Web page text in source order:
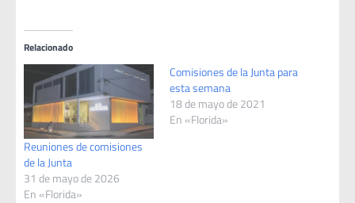
Relacionado
Reuniones de comisiones
de la Junta
31 de mayo de 2026
En «Florida»
Comisiones de la Junta para
esta semana
18 de mayo de 2021
En «Florida»